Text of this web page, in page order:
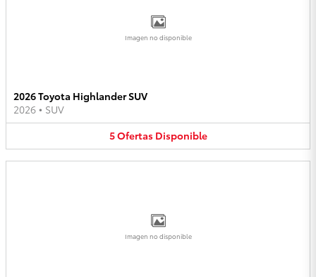
Imagen no disponible
2026 Toyota Highlander SUV
2026 • SUV
5Ofertas Disponible
Imagen no disponible